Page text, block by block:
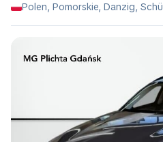
Polen, Pomorskie, Danzig,